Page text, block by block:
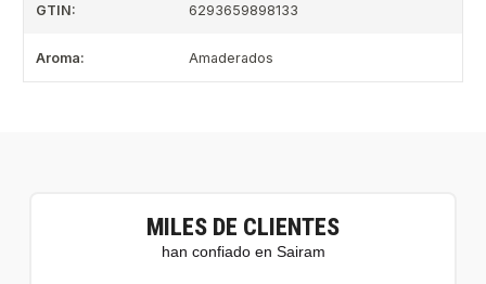
GTIN: 6293659898133
Aroma: Amaderados
MILES DE CLIENTES
han confiado en Sairam